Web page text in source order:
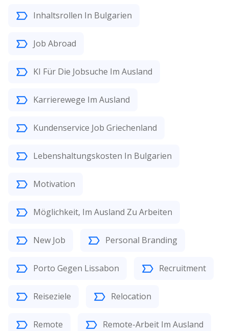
Inhaltsrollen In Bulgarien
Job Abroad
KI Für Die Jobsuche Im Ausland
Karrierewege Im Ausland
Kundenservice Job Griechenland
Lebenshaltungskosten In Bulgarien
Motivation
Möglichkeit, Im Ausland Zu Arbeiten
New Job Personal Branding
Porto Gegen Lissabon Recruitment
Reiseziele Relocation
Remote Remote-Arbeit Im Ausland